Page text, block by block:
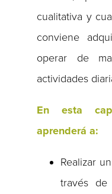
cualitativa y
conviene
operar de
actividades
En esta
aprenderá a:
Realizar
través de